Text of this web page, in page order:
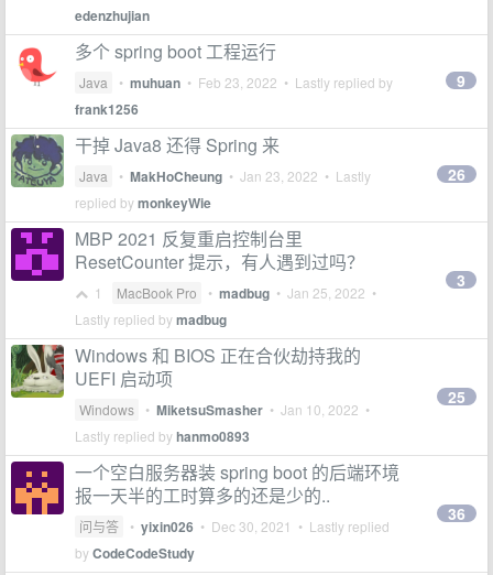
edenzhujian
多个 spring boot 工程运行
Java • muhuan • Feb 23, 2022 • Lastly replied by
frank1256
9
干掉 Java8 还得 Spring 来
Java • MakHoCheung • Jan 23, 2022 • Lastly
replied bymonkeyWie
26
MBP 2021 反复重启控制台里
ResetCounter 提示，有人遇到过吗？
1 MacBook Pro • madbug • Jan 25, 2022 •
Lastly replied bymadbug
3
Windows 和 BIOS 正在合伙劫持我的
UEFI 启动项
Windows • MiketsuSmasher • Jan 10, 2022 •
Lastly replied byhanmo0893
25
一个空白服务器装 spring boot 的后端环境
报一天半的工时算多的还是少的..
问与答 • yixin026 • Dec 30, 2021 • Lastly replied
byCodeCodeStudy
36